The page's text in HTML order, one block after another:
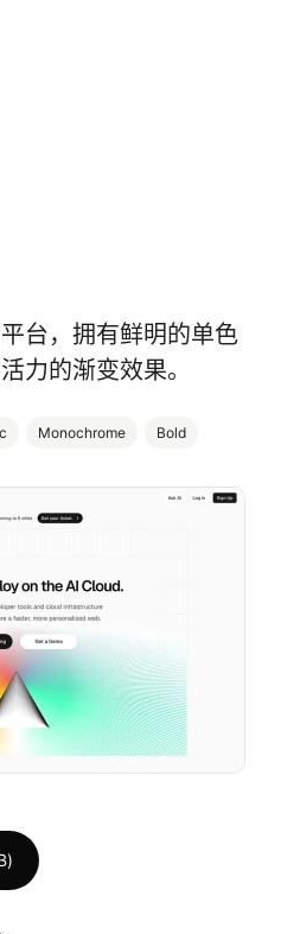
台，拥有鲜明的单色
力的渐变效果。
Monochrome Bold